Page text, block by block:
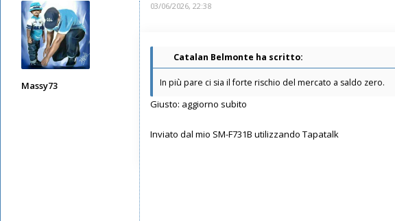
Massy73
03/06/2026, 22:38
Catalan Belmonte ha scritto:
In più pare ci sia il forte rischio del mercato a saldo zero.
Giusto: aggiorno subito
Inviato dal mio SM-F731B utilizzando Tapatalk